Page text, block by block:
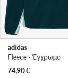
adidas
Fleece · Έγχρωμο
74,90€